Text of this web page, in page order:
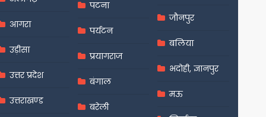
आगरा
उड़ीसा
उत्तर प्रदेश
उत्तराखण्ड
पटना
पर्यटन
प्रयागराज
बंगाल
बरेली
जौनपुर
बलिया
भदोही, ज्ञानपुर
मऊ